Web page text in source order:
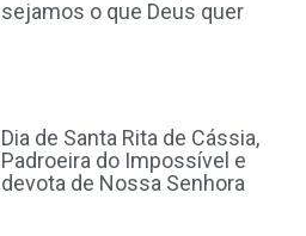
sejamos o que Deus quer
Dia de Santa Rita de Cássia,
Padroeira do Impossível e
devota de Nossa Senhora